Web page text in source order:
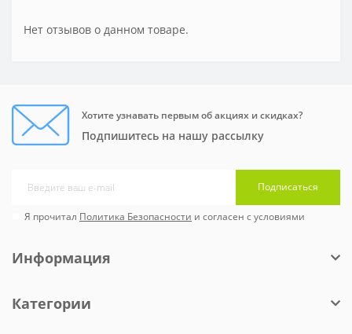
Нет отзывов о данном товаре.
Хотите узнавать первым об акциях и скидках?
Подпишитесь на нашу рассылку
Подписаться
Я прочитал Политика Безопасности и согласен с условиями
Информация
Категории